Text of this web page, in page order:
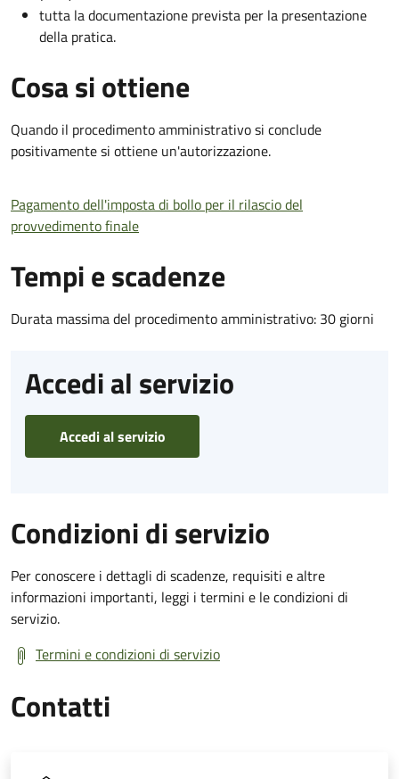
tutta la documentazione prevista per la presentazione
della pratica.
Cosa si ottiene
Quando il procedimento amministrativo si conclude
positivamente si ottiene un'autorizzazione.
Pagamento dell'imposta di bollo per il rilascio del
provvedimento finale
Tempi e scadenze
Durata massima del procedimento amministrativo: 30 giorni
Accedi al servizio
Accedi al servizio
Condizioni di servizio
Per conoscere i dettagli di scadenze, requisiti e altre
informazioni importanti, leggi i termini e le condizioni di
servizio.
Termini e condizioni di servizio
Contatti